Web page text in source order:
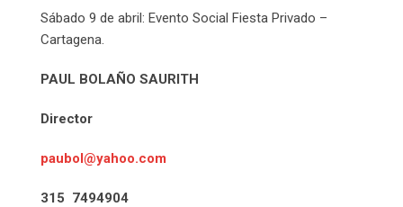
Sábado 9 de abril: Evento Social Fiesta Privado –
Cartagena.
PAUL BOLAÑO SAURITH
Director
paubol@yahoo.com
315 7494904